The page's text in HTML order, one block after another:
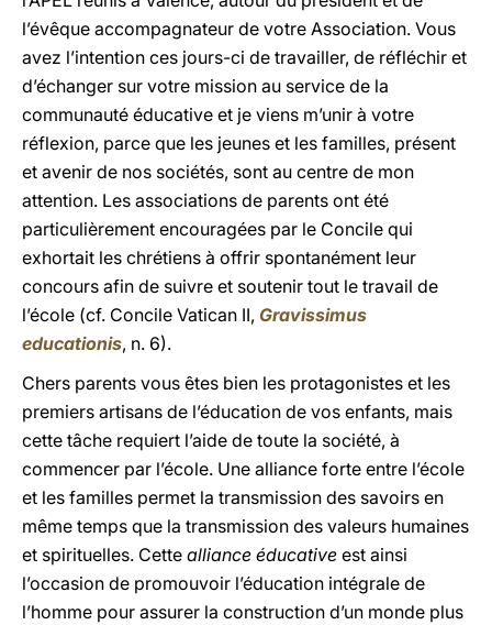
l’évêque accompagnateur de votre Association. Vous
avez l’intention ces jours-ci de travailler, de réfléchir et
d’échanger sur votre mission au service de la
communauté éducative et je viens m’unir à votre
réflexion, parce que les jeunes et les familles, présent
et avenir de nos sociétés, sont au centre de mon
attention. Les associations de parents ont été
particulièrement encouragées par le Concile qui
exhortait les chrétiens à offrir spontanément leur
concours afin de suivre et soutenir tout le travail de
l’école (cf. Concile Vatican II, Gravissimus
educationis, n. 6).
Chers parents vous êtes bien les protagonistes et les
premiers artisans de l’éducation de vos enfants, mais
cette tâche requiert l’aide de toute la société, à
commencer par l’école. Une alliance forte entre l’école
et les familles permet la transmission des savoirs en
même temps que la transmission des valeurs humaines
et spirituelles. Cette alliance éducative est ainsi
l’occasion de promouvoir l’éducation intégrale de
l’homme pour assurer la construction d’un monde plus